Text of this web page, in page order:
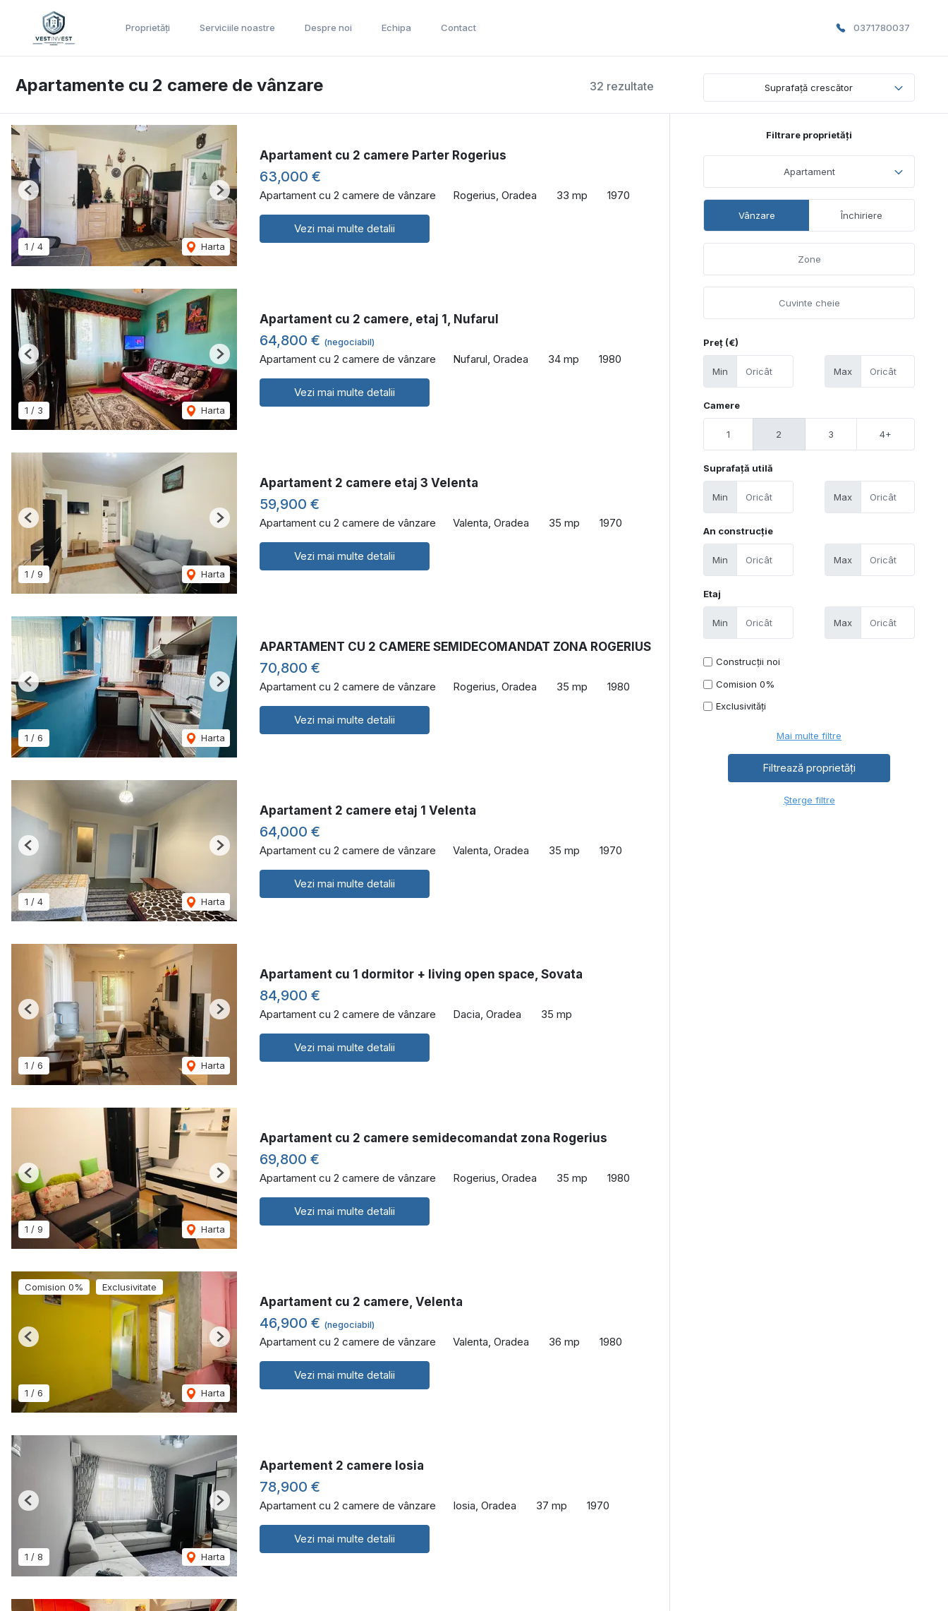
Proprietăți Serviciile noastre Despre noi Echipa Contact 0371780037
32 rezultate
Apartamente cu 2 camere de vânzare Suprafață crescător
1 / 4 Harta
Previous Next
Apartament cu 2 camere Parter Rogerius
63,000 €
Apartament cu 2 camere de vânzare Rogerius, Oradea 33 mp 1970
Vezi mai multe detalii
1 / 3 Harta
Previous Next
Apartament cu 2 camere, etaj 1, Nufarul
64,800 € (negociabil)
Apartament cu 2 camere de vânzare Nufarul, Oradea 34 mp 1980
Vezi mai multe detalii
1 / 9 Harta
Previous Next
Apartament 2 camere etaj 3 Velenta
59,900 €
Apartament cu 2 camere de vânzare Valenta, Oradea 35 mp 1970
Vezi mai multe detalii
1 / 6 Harta
Previous Next
APARTAMENT CU 2 CAMERE SEMIDECOMANDAT ZONA ROGERIUS
70,800 €
Apartament cu 2 camere de vânzare Rogerius, Oradea 35 mp 1980
Vezi mai multe detalii
1 / 4 Harta
Previous Next
Apartament 2 camere etaj 1 Velenta
64,000 €
Apartament cu 2 camere de vânzare Valenta, Oradea 35 mp 1970
Vezi mai multe detalii
1 / 6 Harta
Previous Next
Apartament cu 1 dormitor + living open space, Sovata
84,900 €
Apartament cu 2 camere de vânzare Dacia, Oradea 35 mp
Vezi mai multe detalii
1 / 9 Harta
Previous Next
Apartament cu 2 camere semidecomandat zona Rogerius
69,800 €
Apartament cu 2 camere de vânzare Rogerius, Oradea 35 mp 1980
Vezi mai multe detalii
Comision 0% Exclusivitate
1 / 6 Harta
Previous Next
Apartament cu 2 camere, Velenta
46,900 € (negociabil)
Apartament cu 2 camere de vânzare Valenta, Oradea 36 mp 1980
Vezi mai multe detalii
1 / 8 Harta
Previous Next
Apartement 2 camere Iosia
78,900 €
Apartament cu 2 camere de vânzare Iosia, Oradea 37 mp 1970
Vezi mai multe detalii
Filtrare proprietăți
Apartament
Vânzare Închiriere
Preț (€)
Min Max
Camere
1 2 3 4+
Suprafață utilă
Min Max
An construcție
Min Max
Etaj
Min Max
Construcții noi
Comision 0%
Exclusivități
Mai multe filtre
Șterge filtre